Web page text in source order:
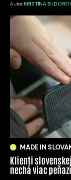
Autor:KRISTÍNA
MADE IN
Klienti
nechá viac